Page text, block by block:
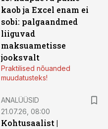
kaob ja Excel enam ei
sobi: palgaandmed
liiguvad
maksuametisse
jooksvalt
Praktilised nõuanded
muudatusteks!
ANALÜÜSID
21.07.26, 08:00
Kohtusaalist |